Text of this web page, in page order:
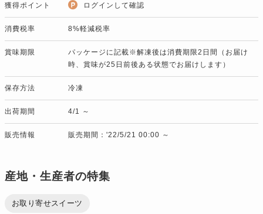
獲得ポイント ログインして確認
消費税率 8%軽減税率
賞味期限
パッケージに記載※解凍後は消費期限2日間（お届け
時、賞味が25日前後ある状態でお届けします）
保存方法 冷凍
出荷期間 4/1 ～
販売情報 販売期間：'22/5/21 00:00 ～
産地・生産者の特集
お取り寄せスイーツ